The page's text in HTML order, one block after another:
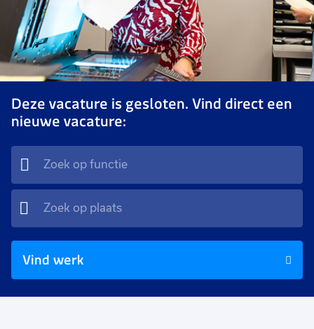
Deze vacature is gesloten. Vind direct een
nieuwe vacature:
Vind werk